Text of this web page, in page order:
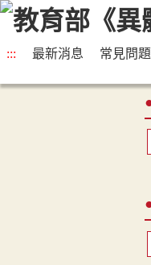
::: 最新消息 常見問題